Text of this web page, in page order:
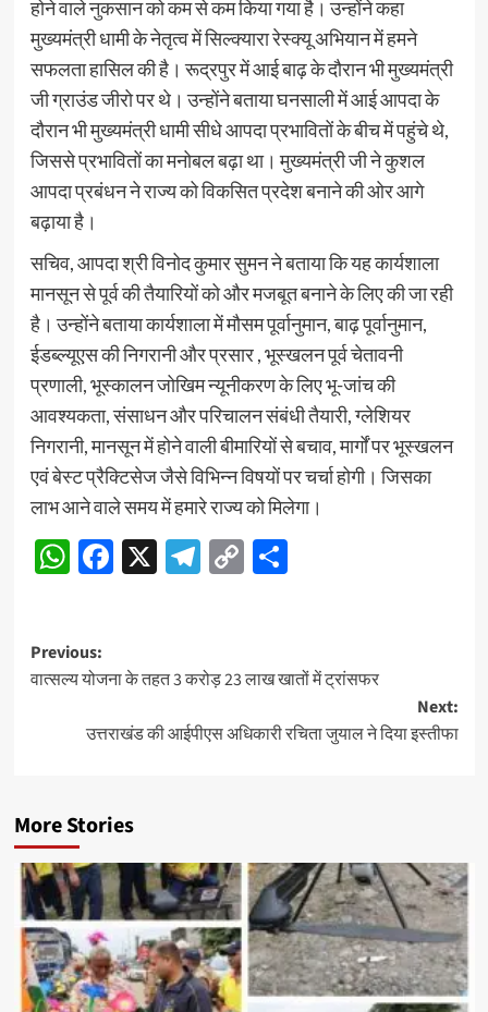
होने वाले नुकसान को कम से कम किया गया है। उन्होंने कहा
मुख्यमंत्री धामी के नेतृत्व में सिल्क्यारा रेस्क्यू अभियान में हमने
सफलता हासिल की है। रूद्रपुर में आई बाढ़ के दौरान भी मुख्यमंत्री
जी ग्राउंड जीरो पर थे। उन्होंने बताया घनसाली में आई आपदा के
दौरान भी मुख्यमंत्री धामी सीधे आपदा प्रभावितों के बीच में पहुंचे थे,
जिससे प्रभावितों का मनोबल बढ़ा था। मुख्यमंत्री जी ने कुशल
आपदा प्रबंधन ने राज्य को विकसित प्रदेश बनाने की ओर आगे
बढ़ाया है।
सचिव, आपदा श्री विनोद कुमार सुमन ने बताया कि यह कार्यशाला
मानसून से पूर्व की तैयारियों को और मजबूत बनाने के लिए की जा रही
है। उन्होंने बताया कार्यशाला में मौसम पूर्वानुमान, बाढ़ पूर्वानुमान,
ईडब्ल्यूएस की निगरानी और प्रसार , भूस्खलन पूर्व चेतावनी
प्रणाली, भूस्कालन जोखिम न्यूनीकरण के लिए भू-जांच की
आवश्यकता, संसाधन और परिचालन संबंधी तैयारी, ग्लेशियर
निगरानी, मानसून में होने वाली बीमारियों से बचाव, मार्गों पर भूस्खलन
एवं बेस्ट प्रैक्टिसेज जैसे विभिन्न विषयों पर चर्चा होगी। जिसका
लाभ आने वाले समय में हमारे राज्य को मिलेगा।
WhatsApp
Facebook
X Telegram
CopyShare
Post
navigation
Previous:
वात्सल्य योजना के तहत 3 करोड़ 23 लाख खातों में ट्रांसफर
Next:
उत्तराखंड की आईपीएस अधिकारी रचिता जुयाल ने दिया इस्तीफा
More Stories